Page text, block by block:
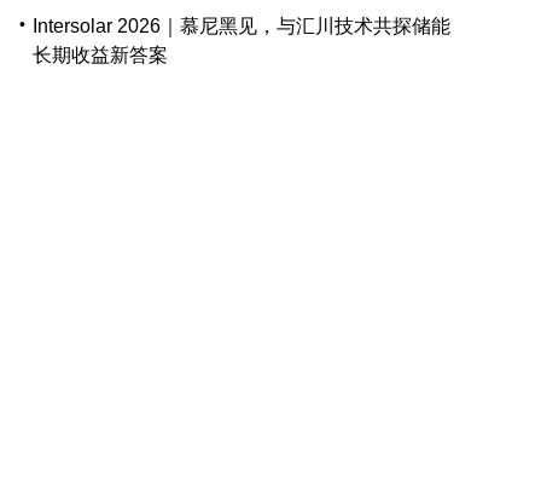
•
Intersolar 2026｜慕尼黑见，与汇川技术共探储能
长期收益新答案